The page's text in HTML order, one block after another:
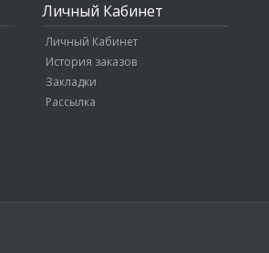
Личный Кабинет
Личный Кабинет
История заказов
Закладки
Рассылка